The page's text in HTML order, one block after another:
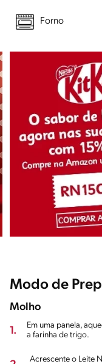
Forno
Modo de
Molho
1.
Em uma panela,
a farinha de trigo.
Acrescente o Leite